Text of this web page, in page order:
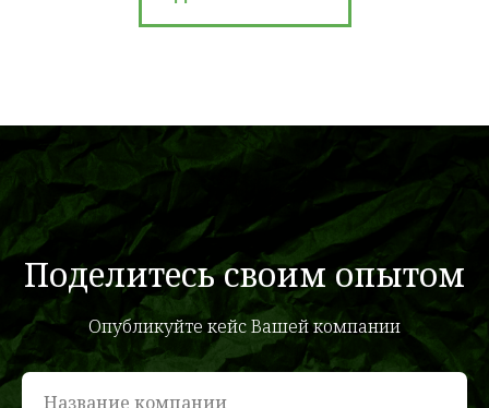
Поделитесь своим опытом
Опубликуйте кейс Вашей компании